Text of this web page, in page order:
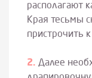
располагают
Края тесьмы
пристрочить
Далее